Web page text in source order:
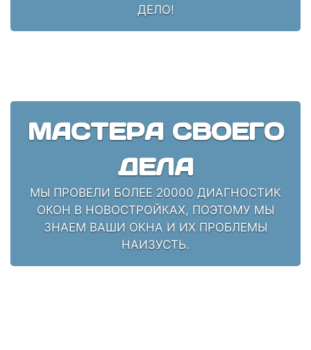
ДЕЛО!
МАСТЕРА СВОЕГО
ДЕЛА
МЫ ПРОВЕЛИ БОЛЕЕ 20000 ДИАГНОСТИК
ОКОН В НОВОСТРОЙКАХ, ПОЭТОМУ МЫ
ЗНАЕМ ВАШИ ОКНА И ИХ ПРОБЛЕМЫ
НАИЗУСТЬ.